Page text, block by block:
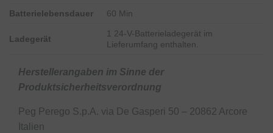
Batterielebensdauer 60 Min
Ladegerät
1 24-V-Batterieladegerät im
Lieferumfang enthalten.
Herstellerangaben im Sinne der
Produktsicherheitsverordnung
Peg Perego S.p.A. via De Gasperi 50 – 20862 Arcore
Italien